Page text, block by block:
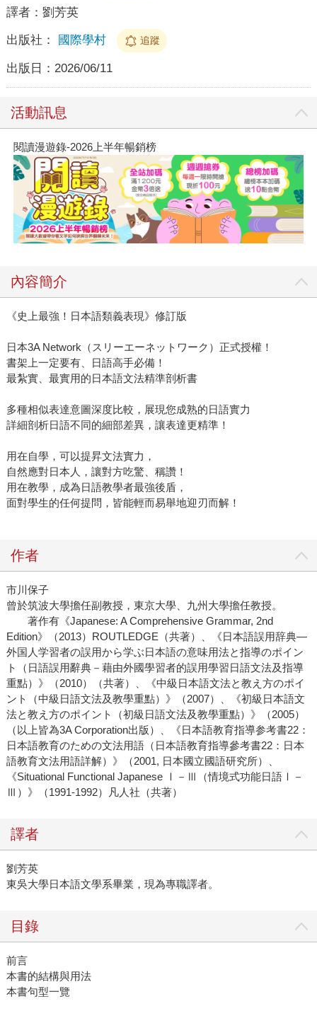
譯者： 劉芳英
出版社： 國際學村 追蹤
出版日： 2026/06/11
活動訊息
閱讀漫遊錄-2026上半年暢銷榜
內容簡介
《史上最強！日本語類義表現》修訂版
日本3A Network（スリーエーネットワーク）正式授權！
書架上一定要有、日語高手必備！
最紮實、最實用的日本語文法精準剖析書
多種相似表達意圖深度比較，展現您成熟的日語實力
詳細剖析日語不同的細部差異，讓表達更精準！
用在自學，可以提昇文法實力，
自然應對日本人，讓對方吃驚、稱讚！
用在教學，成為日語教學者最強後盾，
面對學生的任何提問，皆能輕而易舉地迎刃而解！
作者
市川保子
曾於筑波大學擔任副教授，東京大學、九州大學擔任教授。
著作有《Japanese: A Comprehensive Grammar, 2nd
Edition》（2013）ROUTLEDGE（共著）、《日本語誤用辞典―
外国人学習者の誤用から学ぶ日本語の意味用法と指導のポイン
ト（日語誤用辭典－藉由外國學習者的誤用學習日語文法及指導
重點）》（2010）（共著）、《中級日本語文法と教え方のポイ
ント（中級日語文法及教學重點）》（2007）、《初級日本語文
法と教え方のポイント（初級日語文法及教學重點）》（2005）
（以上皆為3A Corporation出版）、《日本語教育指導参考書22：
日本語教育のための文法用語（日本語教育指導參考書22：日本
語教育文法用語詳解）》（2001, 日本國立國語研究所）、
《Situational Functional Japanese Ⅰ－Ⅲ（情境式功能日語Ⅰ－
Ⅲ）》（1991-1992）凡人社（共著）
譯者
劉芳英
東吳大學日本語文學系畢業，現為專職譯者。
目錄
前言
本書的結構與用法
本書句型一覽